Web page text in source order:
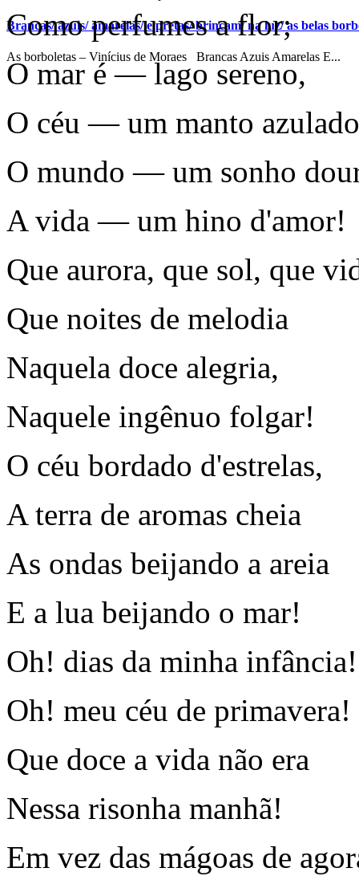
Brancas/ azuis/ amarelas/ e pretas/ brincam/ na luz/ as belas
As borboletas – Vinícius de Moraes Brancas Azuis Amarelas E...
Como perfumes a flor;
O mar é — lago sereno,
O céu — um manto
O mundo — um sonho
A vida — um hino d'amor!
Que aurora, que sol, que
Que noites de melodia
Naquela doce alegria,
Naquele ingênuo folgar!
O céu bordado d'estrelas,
A terra de aromas cheia
As ondas beijando a areia
E a lua beijando o mar!
Oh! dias da minha infância!
Oh! meu céu de primavera!
Que doce a vida não era
Nessa risonha manhã!
Em vez das mágoas de